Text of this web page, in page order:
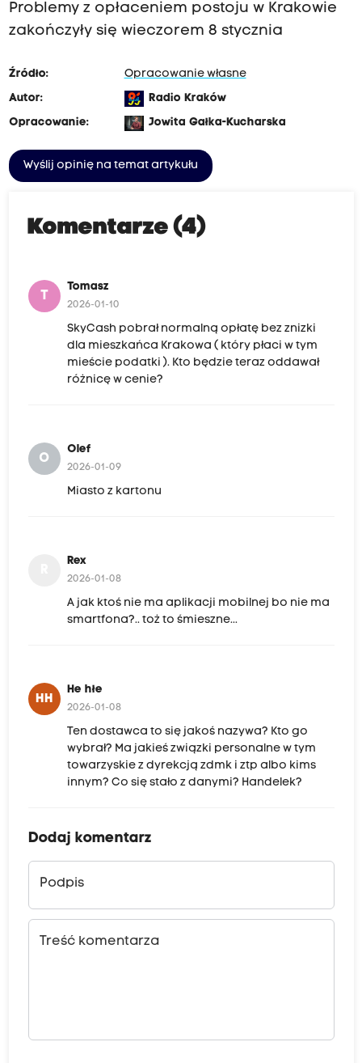
Problemy z opłaceniem postoju w Krakowie
zakończyły się wieczorem 8 stycznia
Źródło:
Opracowanie własne
Autor:
Radio Kraków
Opracowanie:
Jowita Gałka-Kucharska
Wyślij opinię na temat artykułu
Komentarze (4)
T
Tomasz
2026-01-10
SkyCash pobrał normalną opłatę bez znizki
dla mieszkańca Krakowa ( który płaci w tym
mieście podatki ). Kto będzie teraz oddawał
różnicę w cenie?
O
Olef
2026-01-09
Miasto z kartonu
Rex
2026-01-08
A jak ktoś nie ma aplikacji mobilnej bo nie ma
smartfona?.. toż to śmieszne...
HH
He hłe
2026-01-08
Ten dostawca to się jakoś nazywa? Kto go
wybrał? Ma jakieś związki personalne w tym
towarzyskie z dyrekcją zdmk i ztp albo kims
innym? Co się stało z danymi? Handelek?
Dodaj komentarz
Podpis
Treść komentarza